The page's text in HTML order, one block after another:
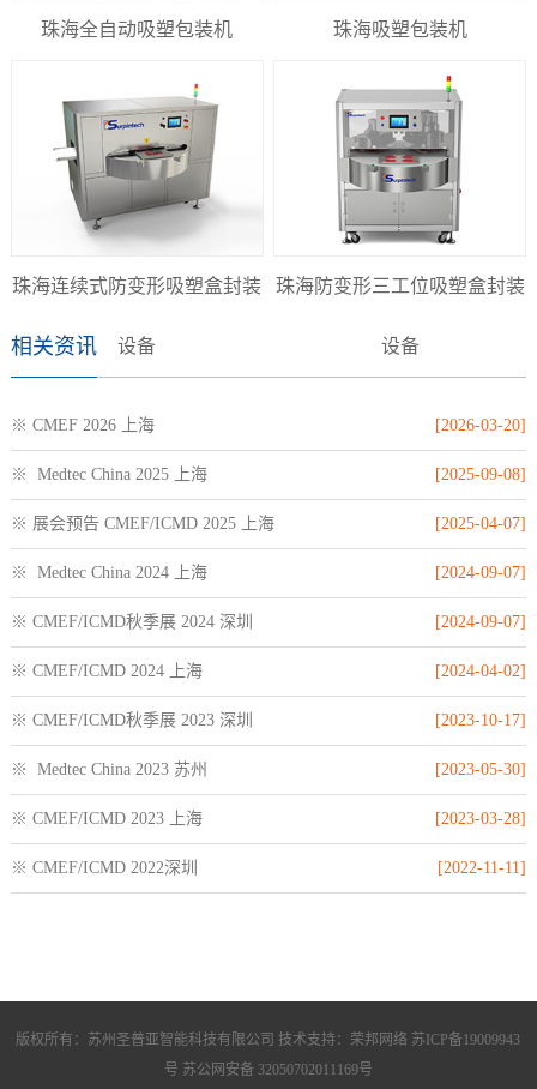
珠海全自动吸塑包装机 珠海吸塑包装机
珠海连续式防变形吸塑盒封装
设备
珠海防变形三工位吸塑盒封装
设备
相关资讯
※ CMEF 2026 上海 [2026-03-20]
※ Medtec China 2025 上海 [2025-09-08]
※ 展会预告 CMEF/ICMD 2025 上海 [2025-04-07]
※ Medtec China 2024 上海 [2024-09-07]
※ CMEF/ICMD秋季展 2024 深圳 [2024-09-07]
※ CMEF/ICMD 2024 上海 [2024-04-02]
※ CMEF/ICMD秋季展 2023 深圳 [2023-10-17]
※ Medtec China 2023 苏州 [2023-05-30]
※ CMEF/ICMD 2023 上海 [2023-03-28]
※ CMEF/ICMD 2022深圳 [2022-11-11]
版权所有：苏州圣普亚智能科技有限公司 技术支持：荣邦网络 苏ICP备19009943
号 苏公网安备 32050702011169号